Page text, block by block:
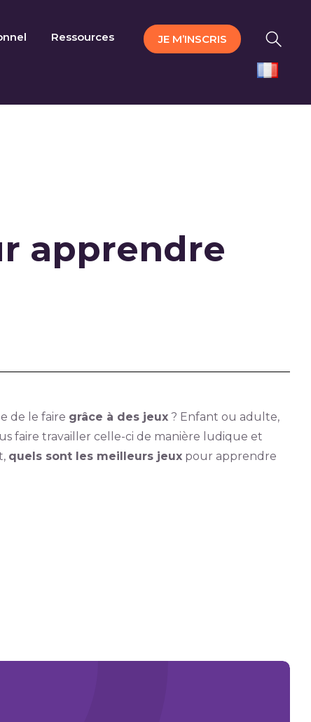
Ressources JE M’INSCRIS
apprendre
de le faire grâce à des jeux? Enfant ou adulte,
faire travailler celle-ci de manière ludique et
quels sont les meilleurs jeuxpour apprendre